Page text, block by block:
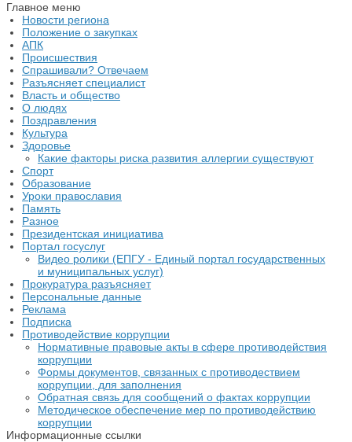
Главное меню
Новости региона
Положение о закупках
АПК
Происшествия
Спрашивали? Отвечаем
Разъясняет специалист
Власть и общество
О людях
Поздравления
Культура
Здоровье
Какие факторы риска развития аллергии существуют
Спорт
Образование
Уроки православия
Память
Разное
Президентская инициатива
Портал госуслуг
Видео ролики (ЕПГУ - Единый портал государственных
и муниципальных услуг)
Прокуратура разъясняет
Персональные данные
Реклама
Подписка
Противодействие коррупции
Нормативные правовые акты в сфере противодействия
коррупции
Формы документов, связанных с противодествием
коррупции, для заполнения
Обратная связь для сообщений о фактах коррупции
Методическое обеспечение мер по противодействию
коррупции
Информационные ссылки